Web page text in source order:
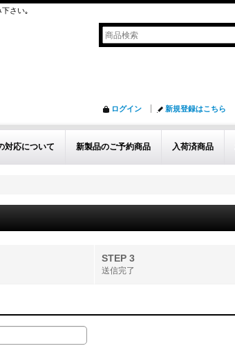
さい｡
ログイン 新規登録はこちら
対応について 新製品のご予約商品 入荷済商品
STEP 3
送信完了